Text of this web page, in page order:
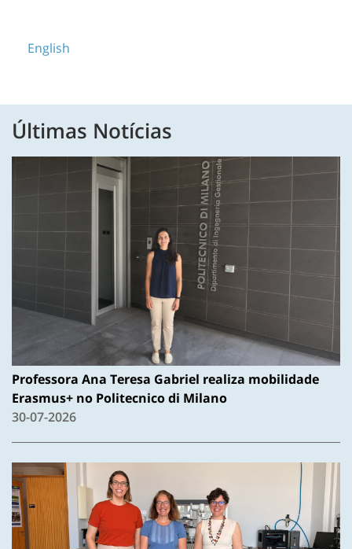
English
Últimas Notícias
Professora Ana Teresa Gabriel realiza mobilidade
Erasmus+ no Politecnico di Milano
30-07-2026